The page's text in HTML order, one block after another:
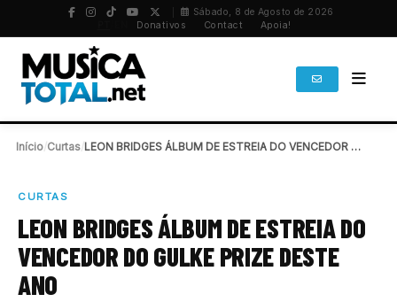
Sábado, 8 de Agosto de 2026
Donativos Contact Apoia!
Início Curtas LEON BRIDGES ÁLBUM DE ESTREIA DO VENCEDOR DO…
CURTAS
LEON BRIDGES ÁLBUM DE ESTREIA DO
VENCEDOR DO GULKE PRIZE DESTE
ANO